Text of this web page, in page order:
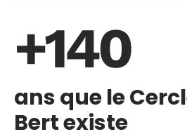
+140
ans que le
Bert existe